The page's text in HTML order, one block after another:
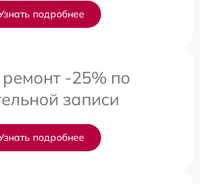
подробнее
-25% по
записи
подробнее